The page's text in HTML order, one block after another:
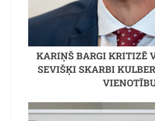
KARIŅŠ BARGI KRITIZĒ
SEVIŠĶI SKARBI